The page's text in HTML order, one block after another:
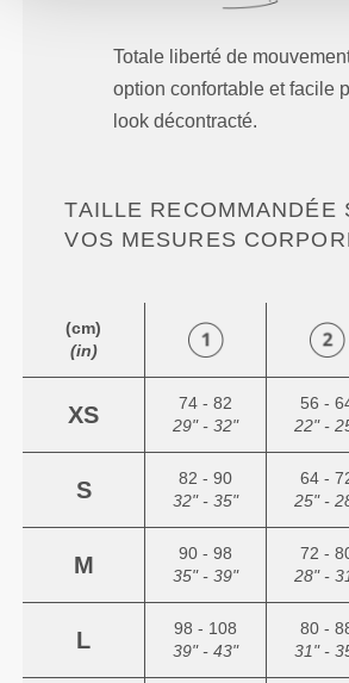
Totale liberté de
option confortable et facile
look décontracté.
TAILLE RECOMMANDÉE
VOS MESURES
(cm)
(in)
XS
74 - 82
29" - 32"
56 -
22" -
S
82 - 90
32" - 35"
64 -
25" -
M
90 - 98
35" - 39"
72 -
28" -
L
98 - 108
39" - 43"
80 -
31" -